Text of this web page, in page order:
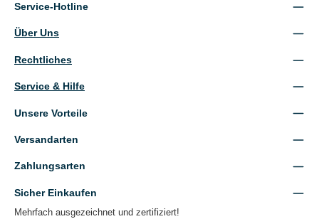
Service-Hotline
Über Uns
Rechtliches
Service & Hilfe
Unsere Vorteile
Versandarten
Zahlungsarten
Sicher Einkaufen
Mehrfach ausgezeichnet und zertifiziert!